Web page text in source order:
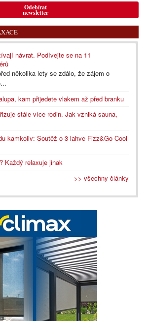
Odebírat
newsletter
návrat. Podívejte se na 11
několika lety se zdálo, že zájem o
kam přijedete vlakem až před branku
stále více rodin. Jak vzniká sauna,
kamkoliv: Soutěž o 3 lahve Fizz&Go Cool
Každý relaxuje jinak
>> všechny články